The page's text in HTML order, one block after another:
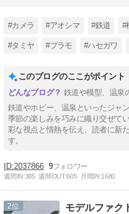
#カメラ #アオシマ #鉄道 #
#タミヤ #プラモ #ハセガワ
このブログのここがポイント
鉄道や模型、温泉
鉄道やホビー、温泉といったジャ
季節の楽しみを巧みに織り交ぜて
彩な視点と情熱を伝え、読者に新
す。
2037866 9
週間IN:385 週間OUT:605 月間IN:1680
2 モデルファク